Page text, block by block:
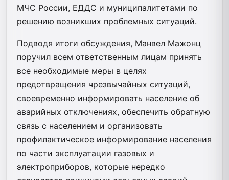
МЧС России, ЕДДС и муниципалитетами по
решению возникших проблемных ситуаций.
Подводя итоги обсуждения, Манвел Мажонц
поручил всем ответственным лицам принять
все необходимые меры в целях
предотвращения чрезвычайных ситуаций,
своевременно информировать население об
аварийных отключениях, обеспечить обратную
связь с населением и организовать
профилактическое информирование населения
по части эксплуатации газовых и
электроприборов, которые нередко